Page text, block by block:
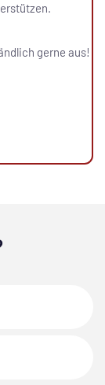
gerne aus!